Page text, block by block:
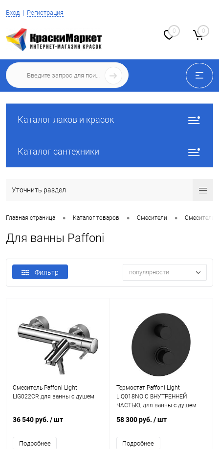
Вход Регистрация
0 0
Каталог лаков и красок
Каталог сантехники
Уточнить раздел
Главная страница • Каталог товаров • Смесители • Смесители
Для ванны Paffoni
Фильтр популярности
Смеситель Paffoni Light
LIG022CR для ванны с душем
36 540 руб. / шт
Подробнее
Термостат Paffoni Light
LIQ018NO С ВНУТРЕННЕЙ
ЧАСТЬЮ, для ванны с душем
58 300 руб. / шт
Подробнее